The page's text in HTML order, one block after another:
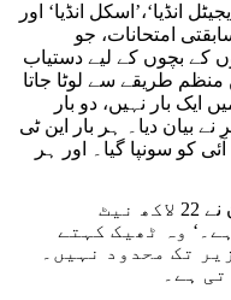
انڈیا‘،’اسکل انڈیا‘ اور
دیے۔ مسابقتی امتحانات، جو
کے بچوں کے لیے دستیاب
طریقے سے لوٹا جاتا
بار نہیں، دو بار
نے بیان دیا۔ ہر بار این ٹی
کو سونپا گیا۔ اور ہر
راہل گاندھی نے کہا؛’دھرمیندر پردھان نے 22 لاکھ نیٹ
وہ ٹھیک کہتے
تک محدود نہیں۔
ہے۔